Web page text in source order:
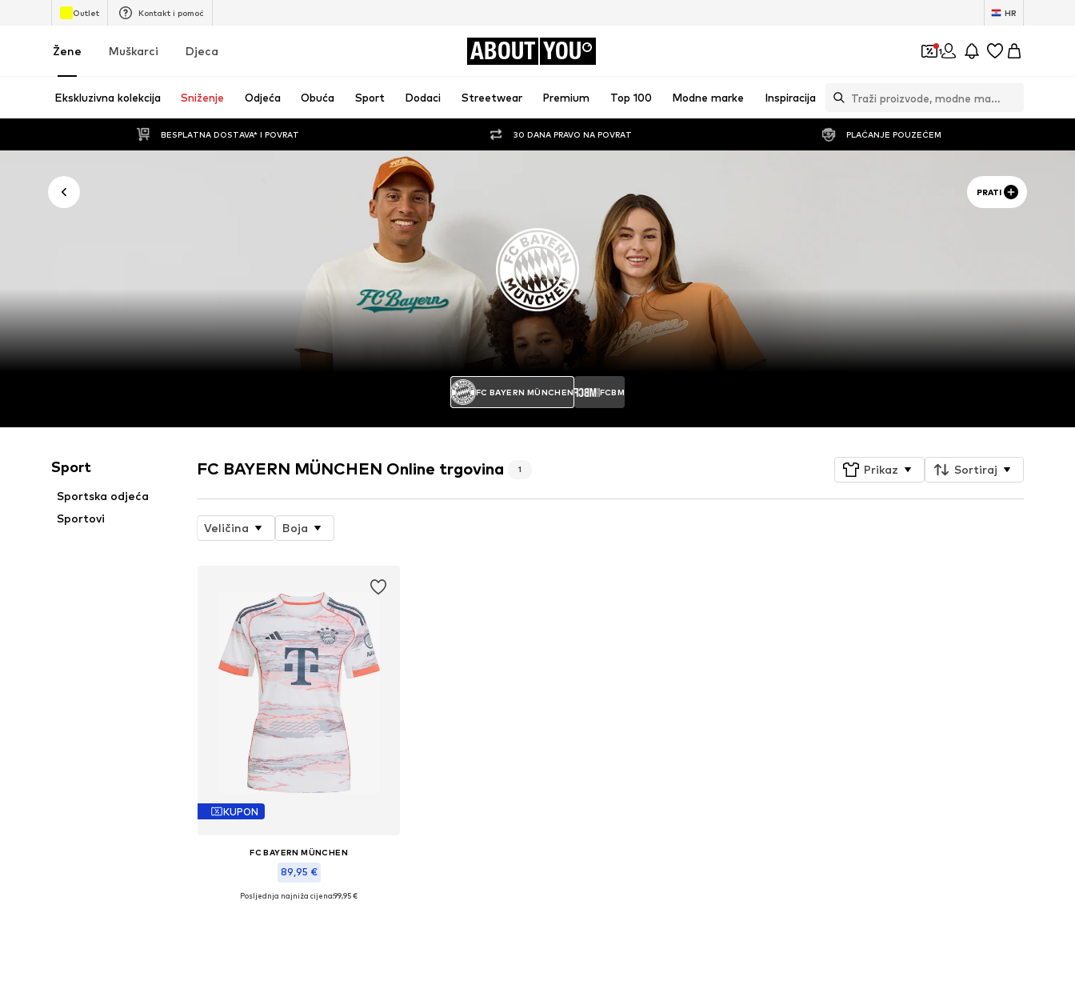
Outlet Kontakt i pomoć HR
Žene Muškarci Djeca ABOUT YOU 1
Ekskluzivna kolekcija Sniženje Odjeća Obuća Sport Dodaci Streetwear Premium Top 100 Modne marke Inspiracija
BESPLATNA DOSTAVA* I POVRAT 30 DANA PRAVO NA POVRAT PLAĆANJE POUZEĆEM
PRATI
FC BAYERN MÜNCHEN FCBM
Sport
Sportska odjeća
Sportovi
FC BAYERN MÜNCHEN Online trgovina 1 Prikaz Sortiraj
Veličina Boja
KUPON
FC BAYERN MÜNCHEN
89,95 €
Posljednja najniža cijena:99,95 €